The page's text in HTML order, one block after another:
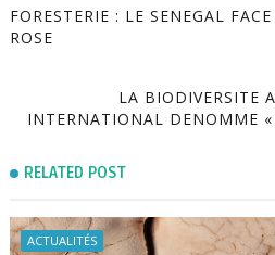
FORESTERIE : LE SENEGAL
ROSE
LA BIODIVERSITE
INTERNATIONAL DENOMME
RELATED POST
ACTUALITÉS